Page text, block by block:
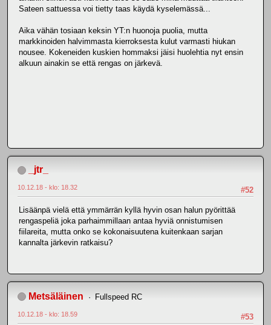
Sateen sattuessa voi tietty taas käydä kyselemässä...
Aika vähän tosiaan keksin YT:n huonoja puolia, mutta
markkinoiden halvimmasta kierroksesta kulut varmasti hiukan
nousee. Kokeneiden kuskien hommaksi jäisi huolehtia nyt ensin
alkuun ainakin se että rengas on järkevä.
_jtr_
#52
10.12.18 - klo: 18.32
Lisäänpä vielä että ymmärrän kyllä hyvin osan halun pyörittää
rengaspeliä joka parhaimmillaan antaa hyviä onnistumisen
fiilareita, mutta onko se kokonaisuutena kuitenkaan sarjan
kannalta järkevin ratkaisu?
Metsäläinen Fullspeed RC
#53
10.12.18 - klo: 18.59